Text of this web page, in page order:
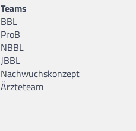
Teams
BBL
ProB
NBBL
JBBL
Nachwuchskonzept
Ärzteteam